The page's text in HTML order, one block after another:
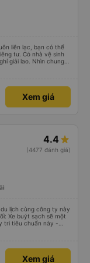
liên lạc, bạn có thể
tư. Có nhà vệ sinh
giải lao. Nhìn chung
Xem giá
4.4
(4477 đánh giá)
lịch cùng công ty này
Xe buýt sạch sẽ một
trì tiêu chuẩn này -
sự chú trọng đến
và USB-C, đây cũng
bình: Họ không bật
Xem giá